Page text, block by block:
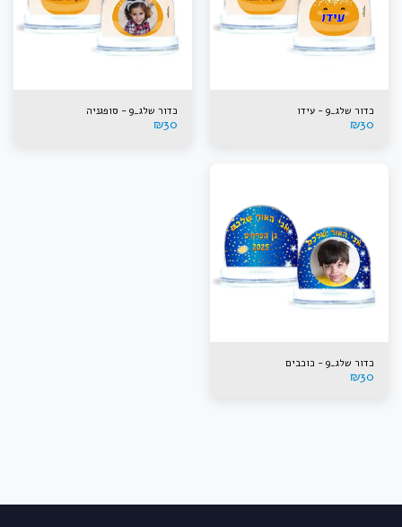
כדור שלג_9 - עידו
₪30
כדור שלג_9 - סופגניה
₪30
כדור שלג_9 - כוכבים
₪30